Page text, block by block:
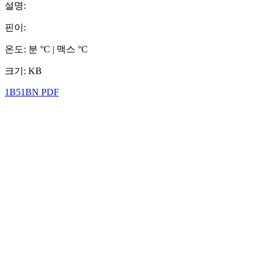
설명:
핀이:
온도: 분 °C | 맥스 °C
크기: KB
1B51BN PDF